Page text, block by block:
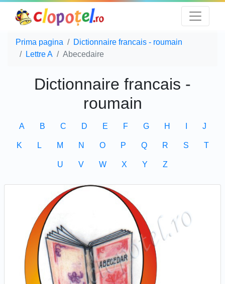
Prima pagina
Dictionnaire francais - roumain
Lettre A
Abecedaire
Dictionnaire francais -
roumain
A B C D E F G H J
K L M N O P Q R S T
U V W X Y Z